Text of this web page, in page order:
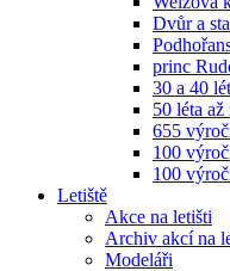
Dvůr a
princ
30 a 40
50 léta
655
100
100
Letiště
Akce na letišti
Archiv akcí na
Modeláři